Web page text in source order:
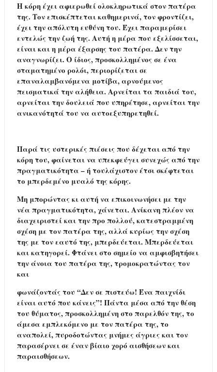
Η κόρη έχει αφιερωθεί ολοκληρωτικά στον πατέρα
της. Τον επισκέπτεται καθημερινά, τον φροντίζει,
έχει την απόλυτη ευθύνη του. Έχει παραμερίσει
εντελώς την ζωή της. Αυτή η μέρα που εξελίσσεται,
είναι και η μέρα έξαρσης του πατέρα. Δεν την
αναγνωρίζει. Ο ίδιος, προσκολλημένος σε ένα
σταματημένο ρολόι, περιορίζεται σε
επαναλαμβανόμενα μοτίβα, αρνούμενος
πεισματικά την αλήθεια. Αρνείται τα παιδιά του,
αρνείται την δουλειά που υπηρέτησε, αρνείται την
ανικανότητά του να αυτοεξυπηρετηθεί.
Παρά τις υστερικές πιέσεις που δέχεται από την
κόρη του, φαίνεται να υπεκφεύγει συνεχώς από την
πραγματικότητα – ή τουλάχιστον έτσι σκέφτεται
το μπερδεμένο μυαλό της κόρης.
Μη μπορώντας κι αυτή να επικοινωνήσει με την
νέα πραγματικότητα, χάνεται. Ανίκανη πλέον να
διαχειριστεί και την προ πολλού, κατεστραμμένη
σχέση με τον πατέρα της, αλλά κυρίως την σχέση
της με τον εαυτό της, μπερδεύεται. Μπερδεύεται
και κατηγορεί. Φτάνει στο σημείο να αμφισβητήσει
την άνοια του πατέρα της, τρομοκρατώντας τον
και
φωνάζοντάς του “Δεν σε πιστεύω! Ένα παιχνίδι
είναι αυτό που κάνεις”! Πάντα μέσα από την θέση
του θύματος, προσκολλημένη στο παρελθόν της, το
άμεσα εμπλεκόμενο με τον πατέρα της, το
αναπολεί, πυροδοτώντας μνήμες άγριες και τον
παρασέρνει σε έναν βίαιο χορό αισθήσεων και
παραισθήσεων.